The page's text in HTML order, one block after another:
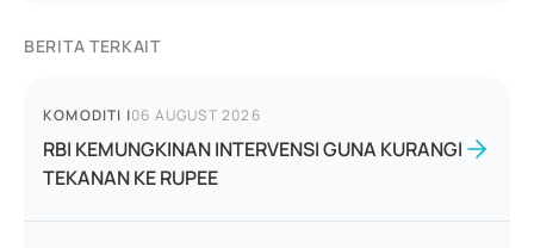
BERITA TERKAIT
KOMODITI |06 AUGUST 2026
RBI KEMUNGKINAN INTERVENSI GUNA KURANGI
TEKANAN KE RUPEE